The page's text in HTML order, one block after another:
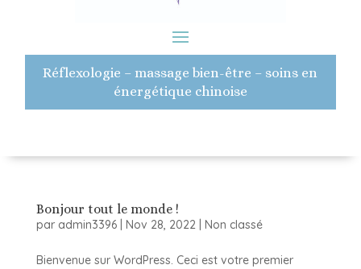
Réflexologie – massage bien-être – soins en
énergétique chinoise
Bonjour tout le monde !
par admin3396| Nov 28, 2022| Non classé
Bienvenue sur WordPress. Ceci est votre premier